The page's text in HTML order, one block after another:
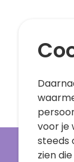
voor je
steeds
zien